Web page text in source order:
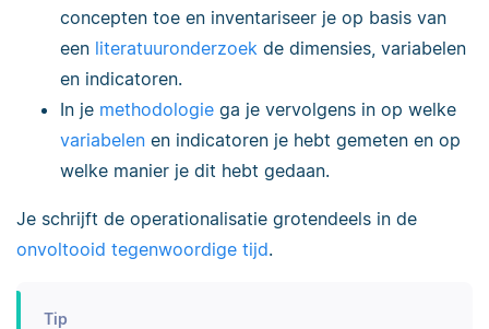
concepten toe en inventariseer je op basis van
een literatuuronderzoek de dimensies, variabelen
en indicatoren.
In je methodologie ga je vervolgens in op welke
variabelen en indicatoren je hebt gemeten en op
welke manier je dit hebt gedaan.
Je schrijft de operationalisatie grotendeels in de
onvoltooid tegenwoordige tijd.
Tip